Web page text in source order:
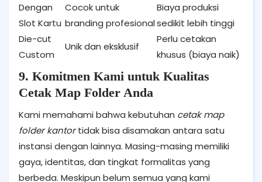
Dengan
Slot Kartu
Cocok untuk
branding profesional
Biaya produksi
sedikit lebih tinggi
Die-cut
Custom
Unik dan eksklusif
Perlu cetakan
khusus (biaya naik)
9. Komitmen Kami untuk Kualitas
Cetak Map Folder Anda
Kami memahami bahwa kebutuhan cetak map
folder kantortidak bisa disamakan antara satu
instansi dengan lainnya. Masing-masing memiliki
gaya, identitas, dan tingkat formalitas yang
berbeda. Meskipun belum semua yang kami